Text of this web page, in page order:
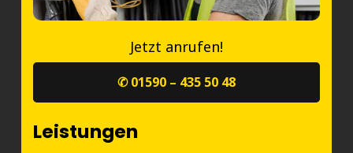
Jetzt anrufen!
✆ 01590 – 435 50 48
Leistungen